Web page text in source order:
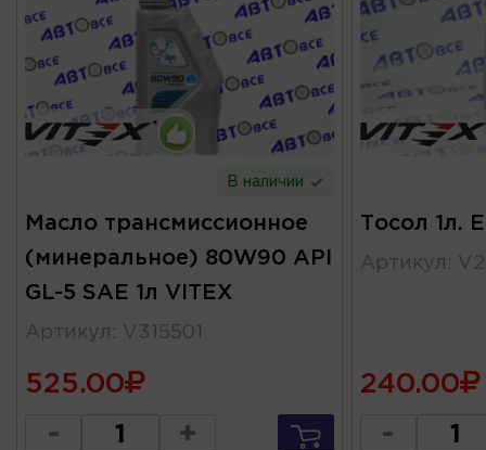
В наличии
Масло трансмиссионное
(минеральное) 80W90 API
GL-5 SAE 1л VITEX
Артикул : V315501
525.00
- +
Тосол 1л.
Артикул :
240.00
-